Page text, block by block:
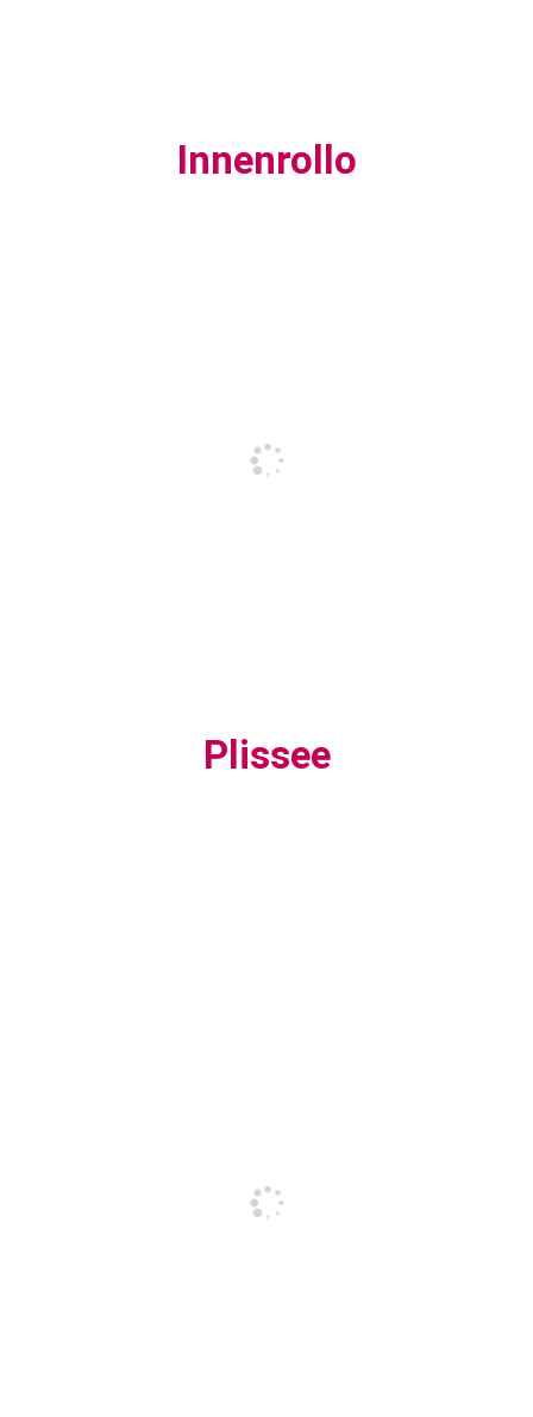
Innenrollo
Plissee